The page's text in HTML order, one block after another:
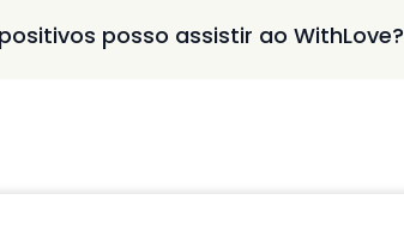
posso assistir ao WithLove?